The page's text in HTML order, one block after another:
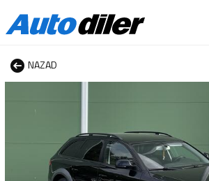
NAZAD